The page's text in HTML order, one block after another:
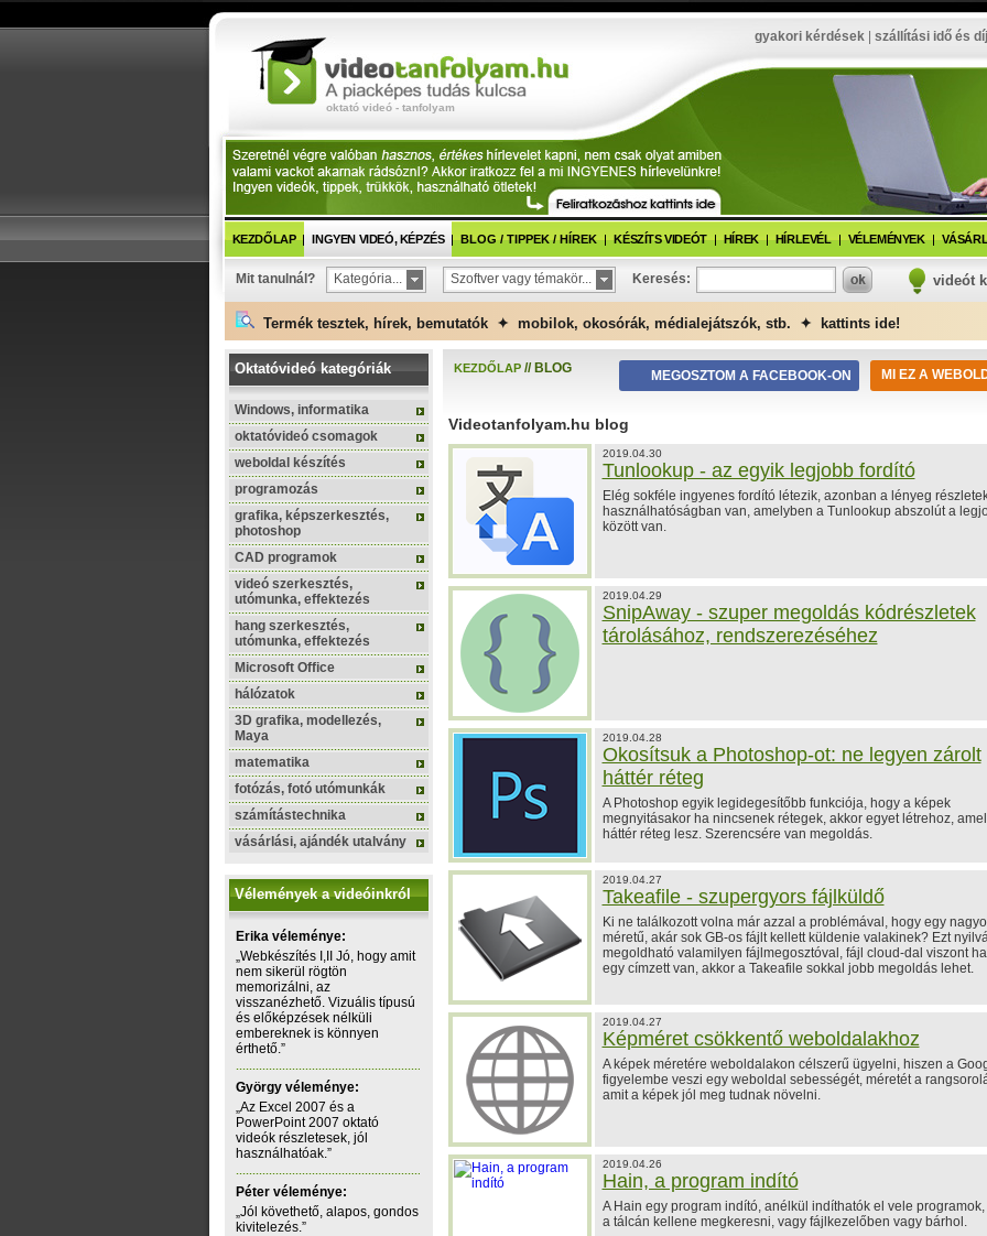
oktató videó - tanfolyam
gyakori kérdések| szállítási idő és
KEZDŐLAP INGYEN VIDEÓ, KÉPZÉS BLOG / TIPPEK / HÍREK KÉSZÍTS VIDEÓT HÍREK HÍRLEVÉL VÉLEMÉNYEK
Mit tanulnál? Kategória... Szoftver vagy témakör... Keresés: videót
Termék tesztek, hírek, bemutatók ✦ mobilok, okosórák, médialejátszók, stb. ✦ kattints ide!
Oktatóvideó kategóriák
Windows, informatika
oktatóvideó csomagok
weboldal készítés
programozás
grafika, képszerkesztés,
photoshop
CAD programok
videó szerkesztés,
utómunka, effektezés
hang szerkesztés,
utómunka, effektezés
Microsoft Office
hálózatok
3D grafika, modellezés,
Maya
matematika
fotózás, fotó utómunkák
számítástechnika
vásárlási, ajándék utalvány
Vélemények a videóinkról
Erika véleménye:
„Webkészítés I,II Jó, hogy amit
nem sikerül rögtön
memorizálni, az
visszanézhető. Vizuális típusú
és előképzések nélküli
embereknek is könnyen
érthető.”
György véleménye:
„Az Excel 2007 és a
PowerPoint 2007 oktató
videók részletesek, jól
használhatóak.”
Péter véleménye:
„Jól követhető, alapos, gondos
kivitelezés.”
KEZDŐLAP // BLOG MI EZ A
MEGOSZTOM A FACEBOOK-ON
Videotanfolyam.hu blog
2019.04.30
Tunlookup - az egyik legjobb fordító
Elég sokféle ingyenes fordító létezik, azonban a lényeg
használhatóságban van, amelyben a Tunlookup abszolút a
között van.
2019.04.29
SnipAway - szuper megoldás kódrészletek
tárolásához, rendszerezéséhez
2019.04.28
Okosítsuk a Photoshop-ot: ne legyen zárolt
háttér réteg
A Photoshop egyik legidegesítőbb funkciója, hogy a képek
megnyitásakor ha nincsenek rétegek, akkor egyet létrehoz,
háttér réteg lesz. Szerencsére van megoldás.
2019.04.27
Takeafile - szupergyors fájlküldő
Ki ne találkozott volna már azzal a problémával, hogy egy
méretű, akár sok GB-os fájlt kellett küldenie valakinek? Ezt
megoldható valamilyen fájlmegosztóval, fájl cloud-dal viszont
egy címzett van, akkor a Takeafile sokkal jobb megoldás lehet.
2019.04.27
Képméret csökkentő weboldalakhoz
A képek méretére weboldalakon célszerű ügyelni, hiszen a
figyelembe veszi egy weboldal sebességét, méretét a
amit a képek jól meg tudnak növelni.
2019.04.26
Hain, a program indító
A Hain egy program indító, anélkül indíthatók el vele
a tálcán kellene megkeresni, vagy fájlkezelőben vagy bárhol.